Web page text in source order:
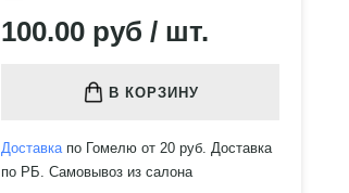
100.00 руб / шт.
В КОРЗИНУ
Доставкапо Гомелю от 20 руб. Доставка
по РБ. Самовывоз из салона